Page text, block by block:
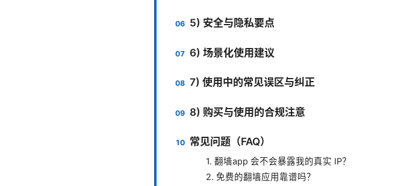
5) 安全与隐私要点
6) 场景化使用建议
7) 使用中的常见误区与纠正
8) 购买与使用的合规注意
常见问题（FAQ）
1. 翻墙app 会不会暴露我的真实 IP？
2. 免费的翻墙应用靠谱吗？